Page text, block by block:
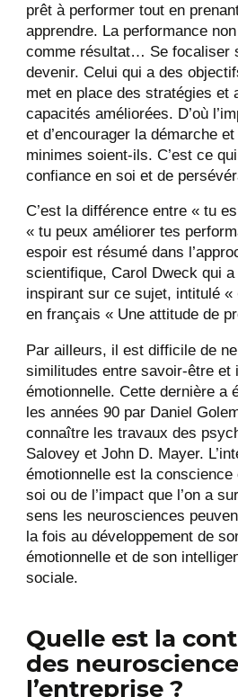
prêt à performer tout en
apprendre. La performance
comme résultat… Se focaliser
devenir. Celui qui a des
met en place des stratégies et
capacités améliorées. D’où
et d’encourager la démarche
minimes soient-ils. C’est ce
confiance en soi et de
C’est la différence entre « tu
« tu peux améliorer tes
espoir est résumé dans
scientifique, Carol Dweck qui
inspirant sur ce sujet, intitulé «
en français « Une attitude de
Par ailleurs, il est difficile de
similitudes entre savoir-être et
émotionnelle. Cette dernière a
les années 90 par Daniel
connaître les travaux des
Salovey et John D. Mayer.
émotionnelle est la conscience
soi ou de l’impact que l’on a
sens les neurosciences
la fois au développement de
émotionnelle et de son
sociale.
Quelle est la
des
l’entreprise ?